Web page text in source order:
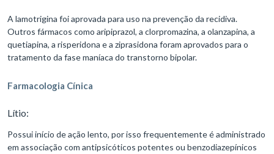
A lamotrigina foi aprovada para uso na prevenção da recidiva.
Outros fármacos como aripiprazol, a clorpromazina, a olanzapina, a
quetiapina, a risperidona e a ziprasidona foram aprovados para o
tratamento da fase maníaca do transtorno bipolar.
Farmacologia Cínica
Lítio:
Possui início de ação lento, por isso frequentemente é administrado
em associação com antipsicóticos potentes ou benzodiazepínicos